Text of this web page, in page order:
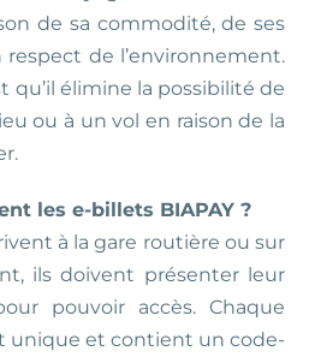
de sa commodité, de ses
de l’environnement.
qu’il élimine la possibilité de
ou à un vol en raison de la
les e-billets BIAPAY ?
à la gare routière ou sur
ils doivent présenter leur
pouvoir accès. Chaque
unique et contient un code-